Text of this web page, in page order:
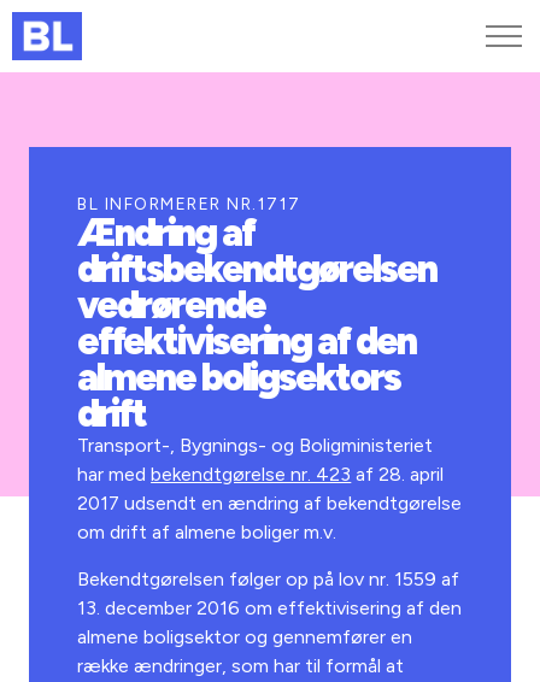
Kurser og arrangementer
Jobportalen
BL INFORMERER NR.1717
Ændring af
driftsbekendtgørelsen
vedrørende
effektivisering af den
almene boligsektors
drift
Transport-, Bygnings- og Boligministeriet
har medbekendtgørelse nr. 423 af 28. april
2017 udsendt en ændring af bekendtgørelse
om drift af almene boliger m.v.
Bekendtgørelsen følger op på lov nr. 1559 af
13. december 2016 om effektivisering af den
almene boligsektor og gennemfører en
række ændringer, som har til formål at